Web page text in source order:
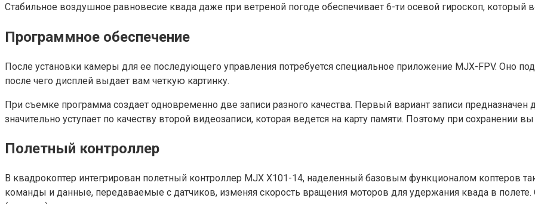
Стабильное воздушное равновесие квада даже при ветреной погоде обеспечивает 6-ти осевой гироскоп, который
Программное обеспечение
После установки камеры для ее последующего управления потребуется специальное приложение MJX-FPV. Оно
после чего дисплей выдает вам четкую картинку.
При съемке программа создает одновременно две записи разного качества. Первый вариант записи предназначен
значительно уступает по качеству второй видеозаписи, которая ведется на карту памяти. Поэтому при сохранении
Полетный контроллер
В квадрокоптер интегрирован полетный контроллер MJX X101-14, наделенный базовым функционалом коптеров
команды и данные, передаваемые с датчиков, изменяя скорость вращения моторов для удержания квада в полете.